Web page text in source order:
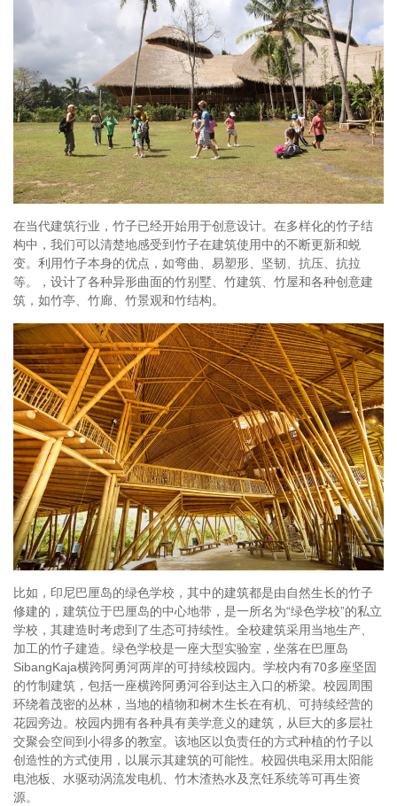
在当代建筑行业，竹子已经开始用于创意设计。在多样化的竹子结
构中，我们可以清楚地感受到竹子在建筑使用中的不断更新和蜕
变。利用竹子本身的优点，如弯曲、易塑形、坚韧、抗压、抗拉
等。，设计了各种异形曲面的竹别墅、竹建筑、竹屋和各种创意建
筑，如竹亭、竹廊、竹景观和竹结构。
比如，印尼巴厘岛的绿色学校，其中的建筑都是由自然生长的竹子
修建的，建筑位于巴厘岛的中心地带，是一所名为“绿色学校”的私立
学校，其建造时考虑到了生态可持续性。全校建筑采用当地生产、
加工的竹子建造。绿色学校是一座大型实验室，坐落在巴厘岛
SibangKaja横跨阿勇河两岸的可持续校园内。学校内有70多座坚固
的竹制建筑，包括一座横跨阿勇河谷到达主入口的桥梁。校园周围
环绕着茂密的丛林，当地的植物和树木生长在有机、可持续经营的
花园旁边。校园内拥有各种具有美学意义的建筑，从巨大的多层社
交聚会空间到小得多的教室。该地区以负责任的方式种植的竹子以
创造性的方式使用，以展示其建筑的可能性。校园供电采用太阳能
电池板、水驱动涡流发电机、竹木渣热水及烹饪系统等可再生资
源。